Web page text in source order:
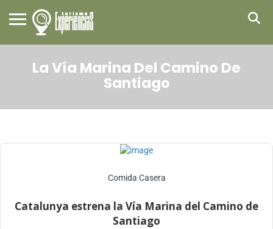
La Vía Marina Del Camino De
Santiago
Comida Casera
Catalunya estrena la Vía Marina del Camino de
Santiago